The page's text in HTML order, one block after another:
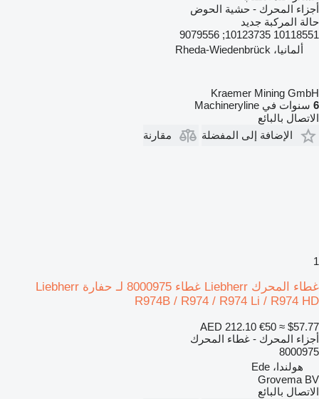
أجزاء المحرك - حشية الحوض
حالة المركبة جديد
10118551 10123735; 9079556
ألمانيا، Rheda-Wiedenbrück
Kraemer Mining GmbH
6 سنوات في Machineryline
الاتصال بالبائع
الإضافة إلى المفضلة
مقارنة
1
غطاء المحرك Liebherr غطاء 8000975 لـ حفارة Liebherr
R974B / R974 / R974 Li / R974 HD
AED 212.10 €50 ≈ $57.77
أجزاء المحرك - غطاء المحرك
8000975
هولندا، Ede
Grovema BV
الاتصال بالبائع